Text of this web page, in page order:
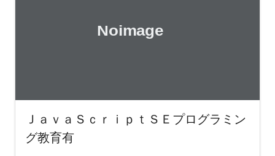
ＪａｖａＳｃｒｉｐｔＳＥプログラミン
グ教育有